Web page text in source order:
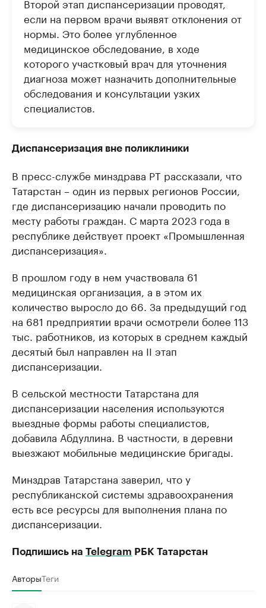
если на первом врачи выявят отклонения от
нормы. Это более углубленное
медицинское обследование, в ходе
которого участковый врач для уточнения
диагноза может назначить дополнительные
обследования и консультации узких
специалистов.
Диспансеризация вне поликлиники
В пресс-службе минздрава РТ рассказали, что
Татарстан – один из первых регионов России,
где диспансеризацию начали проводить по
месту работы граждан. С марта 2023 года в
республике действует проект «Промышленная
диспансеризация».
В прошлом году в нем участвовала 61
медицинская организация, а в этом их
количество выросло до 66. За предыдущий год
на 681 предприятии врачи осмотрели более 113
тыс. работников, из которых в среднем каждый
десятый был направлен на II этап
диспансеризации.
В сельской местности Татарстана для
диспансеризации населения используются
выездные формы работы специалистов,
добавила Абдуллина. В частности, в деревни
выезжают мобильные медицинские бригады.
Минздрав Татарстана заверил, что у
республиканской системы здравоохранения
есть все ресурсы для выполнения плана по
диспансеризации.
Подпишись на Telegram РБК Татарстан
АвторыТеги